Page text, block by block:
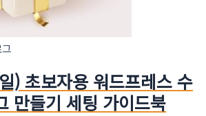
) 초보자용 워드프레스 수
만들기 세팅 가이드북